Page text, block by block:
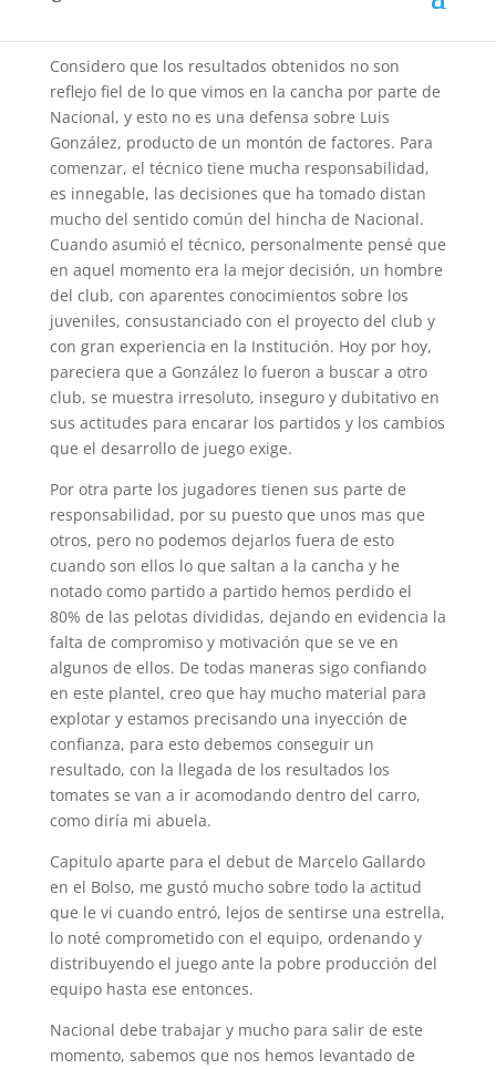
Considero que los resultados obtenidos no son
reflejo fiel de lo que vimos en la cancha por parte de
Nacional, y esto no es una defensa sobre Luis
González, producto de un montón de factores. Para
comenzar, el técnico tiene mucha responsabilidad,
es innegable, las decisiones que ha tomado distan
mucho del sentido común del hincha de Nacional.
Cuando asumió el técnico, personalmente pensé que
en aquel momento era la mejor decisión, un hombre
del club, con aparentes conocimientos sobre los
juveniles, consustanciado con el proyecto del club y
con gran experiencia en la Institución. Hoy por hoy,
pareciera que a González lo fueron a buscar a otro
club, se muestra irresoluto, inseguro y dubitativo en
sus actitudes para encarar los partidos y los cambios
que el desarrollo de juego exige.
Por otra parte los jugadores tienen sus parte de
responsabilidad, por su puesto que unos mas que
otros, pero no podemos dejarlos fuera de esto
cuando son ellos lo que saltan a la cancha y he
notado como partido a partido hemos perdido el
80% de las pelotas divididas, dejando en evidencia la
falta de compromiso y motivación que se ve en
algunos de ellos. De todas maneras sigo confiando
en este plantel, creo que hay mucho material para
explotar y estamos precisando una inyección de
confianza, para esto debemos conseguir un
resultado, con la llegada de los resultados los
tomates se van a ir acomodando dentro del carro,
como diría mi abuela.
Capitulo aparte para el debut de Marcelo Gallardo
en el Bolso, me gustó mucho sobre todo la actitud
que le vi cuando entró, lejos de sentirse una estrella,
lo noté comprometido con el equipo, ordenando y
distribuyendo el juego ante la pobre producción del
equipo hasta ese entonces.
Nacional debe trabajar y mucho para salir de este
momento, sabemos que nos hemos levantado de